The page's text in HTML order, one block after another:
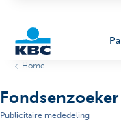
Home
Fondsenzoeker
Publicitaire mededeling